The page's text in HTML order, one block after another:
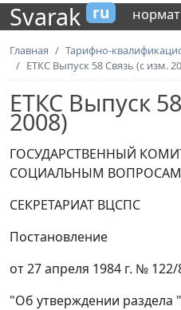
Svarak ru
Главная
Тарифно-
ЕТКС Выпуск 58 Связь (с изм.
ЕТКС Выпуск
2008)
ГОСУДАРСТВЕННЫЙ
СОЦИАЛЬНЫМ ВОПРОСАМ
СЕКРЕТАРИАТ ВЦСПС
Постановление
от 27 апреля 1984 г. № 122/
"Об утверждении раздела